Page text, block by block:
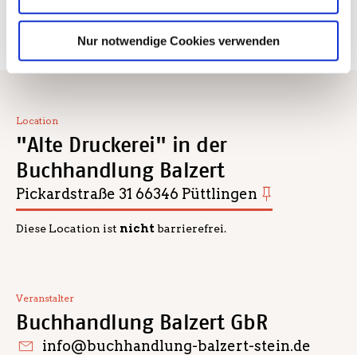
Nur notwendige Cookies verwenden
Location
"Alte Druckerei" in der
Buchhandlung Balzert
Pickardstraße 31 66346 Püttlingen
Diese Location ist nichtbarrierefrei.
Veranstalter
Buchhandlung Balzert GbR
info@buchhandlung-balzert-stein.de